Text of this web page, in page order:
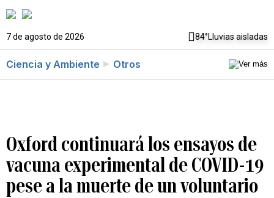
7 de agosto de 2026 84°Lluvias aisladas
Ciencia y Ambiente Otros
Oxford continuará los ensayos de
vacuna experimental de COVID-19
pese a la muerte de un voluntario